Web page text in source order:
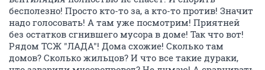
33
СтройМастер. Нарымский Квартал. (часть 3)
424982 1000